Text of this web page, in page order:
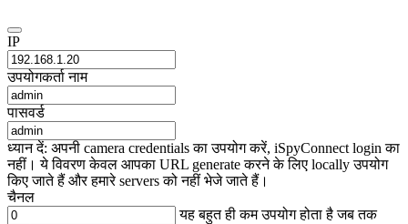
IP
उपयोगकर्ता नाम
पासवर्ड
ध्यान दें: अपनी camera credentials का उपयोग करें, iSpyConnect login का
नहीं। ये विवरण केवल आपका URL generate करने के लिए locally उपयोग
किए जाते हैं और हमारे servers को नहीं भेजे जाते हैं।
चैनल
यह बहुत ही कम उपयोग होता है जब तक